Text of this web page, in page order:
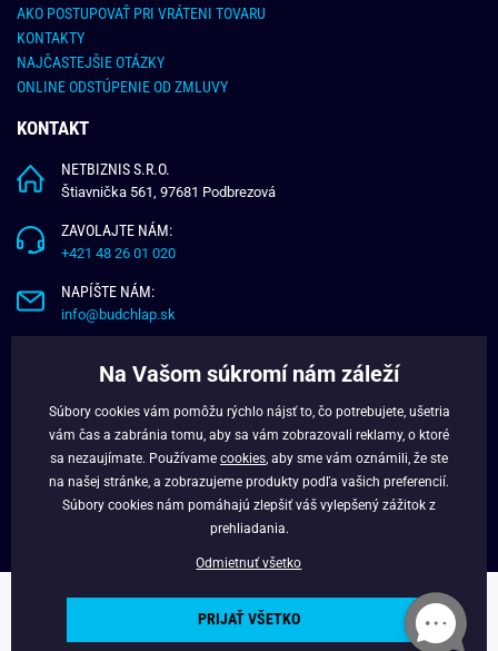
AKO POSTUPOVAŤ PRI VRÁTENI TOVARU
KONTAKTY
NAJČASTEJŠIE OTÁZKY
ONLINE ODSTÚPENIE OD ZMLUVY
KONTAKT
NETBIZNIS S.R.O.
Štiavnička 561, 97681 Podbrezová
ZAVOLAJTE NÁM:
+421 48 26 01 020
NAPÍŠTE NÁM:
info@budchlap.sk
VERNOSTNÝ PROGRAM
FACEBOOK
Copyright © 2025 - Budchlap.sk Všetky práva vyhradené. webdesign ©
litvanyi.sk
Na Vašom súkromí nám záleží
Súbory cookies vám pomôžu rýchlo nájsť to, čo potrebujete, ušetria
vám čas a zabránia tomu, aby sa vám zobrazovali reklamy, o ktoré
sa nezaujímate. Používame cookies , aby sme vám oznámili, že ste
na našej stránke, a zobrazujeme produkty podľa vašich preferencií.
Súbory cookies nám pomáhajú zlepšiť váš vylepšený zážitok z
prehliadania.
Odmietnuť všetko
PRIJAŤ VŠETKO